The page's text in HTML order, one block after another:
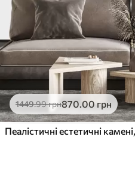
1449.99грн870.00 грн